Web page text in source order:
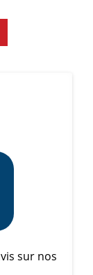
sur nos